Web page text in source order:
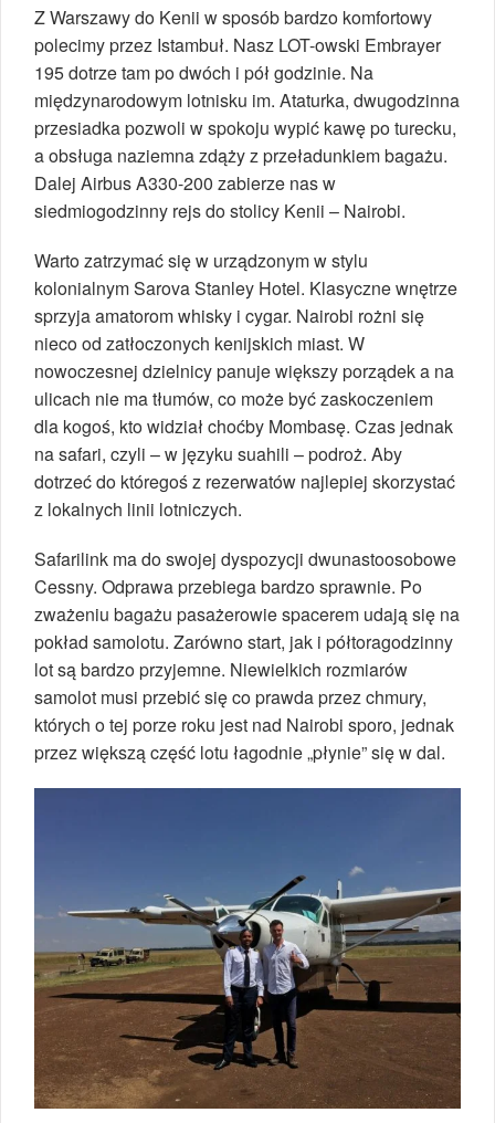
Z Warszawy do Kenii w sposób bardzo komfortowy
polecimy przez Istambuł. Nasz LOT-owski Embrayer
195 dotrze tam po dwóch i pół godzinie. Na
międzynarodowym lotnisku im. Ataturka, dwugodzinna
przesiadka pozwoli w spokoju wypić kawę po turecku,
a obsługa naziemna zdąży z przeładunkiem bagażu.
Dalej Airbus A330-200 zabierze nas w
siedmiogodzinny rejs do stolicy Kenii – Nairobi.
Warto zatrzymać się w urządzonym w stylu
kolonialnym Sarova Stanley Hotel. Klasyczne wnętrze
sprzyja amatorom whisky i cygar. Nairobi rożni się
nieco od zatłoczonych kenijskich miast. W
nowoczesnej dzielnicy panuje większy porządek a na
ulicach nie ma tłumów, co może być zaskoczeniem
dla kogoś, kto widział choćby Mombasę. Czas jednak
na safari, czyli – w języku suahili – podroż. Aby
dotrzeć do któregoś z rezerwatów najlepiej skorzystać
z lokalnych linii lotniczych.
Safarilink ma do swojej dyspozycji dwunastoosobowe
Cessny. Odprawa przebiega bardzo sprawnie. Po
zważeniu bagażu pasażerowie spacerem udają się na
pokład samolotu. Zarówno start, jak i półtoragodzinny
lot są bardzo przyjemne. Niewielkich rozmiarów
samolot musi przebić się co prawda przez chmury,
których o tej porze roku jest nad Nairobi sporo, jednak
przez większą część lotu łagodnie „płynie” się w dal.